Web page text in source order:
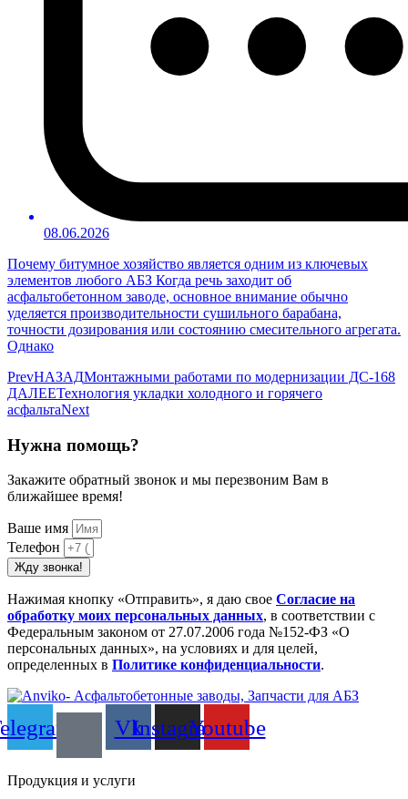
08.06.2026
Почему битумное хозяйство является одним из ключевых
элементов любого АБЗ Когда речь заходит об
асфальтобетонном заводе, основное внимание обычно
уделяется производительности сушильного барабана,
точности дозирования или состоянию смесительного агрегата.
Однако
PrevНАЗАДМонтажными работами по модернизации ДС-168
ДАЛЕЕТехнология укладки холодного и горячего
асфальтаNext
Нужна помощь?
Закажите обратный звонок и мы перезвоним Вам в
ближайшее время!
Ваше имя
Телефон
Жду звонка!
Нажимая кнопку «Отправить», я даю свое Cогласие на
обработку моих персональных данных, в соответствии с
Федеральным законом от 27.07.2006 года №152-ФЗ «О
персональных данных», на условиях и для целей,
определенных в Политике конфиденциальности.
VkInstagramYoutube
Продукция и услуги